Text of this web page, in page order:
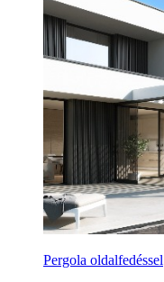
Pergola oldalfedéssel